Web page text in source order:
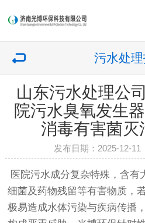
污水处
山东污水处理公
院污水臭氧发生
消毒有害菌灭
发布日期：2025-12-
医院污水成分复杂特殊，含有
细菌及药物残留等有害物质，
极易造成水体污染与疾病传播